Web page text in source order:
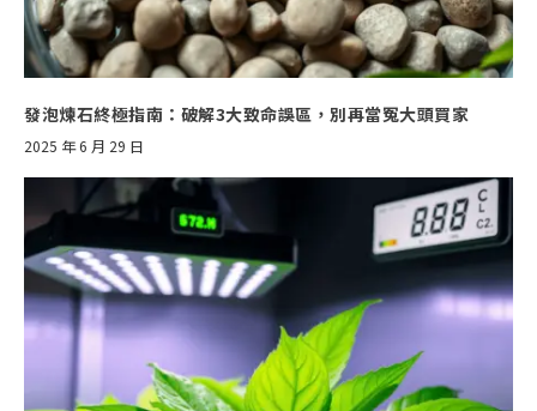
發泡煉石終極指南：破解3大致命誤區，別再當冤大頭買家
2025 年 6 月 29 日